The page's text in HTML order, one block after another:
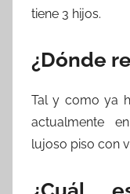
tiene 3 hijos.
¿Dónde
Tal y como ya
actualmente
lujoso piso con